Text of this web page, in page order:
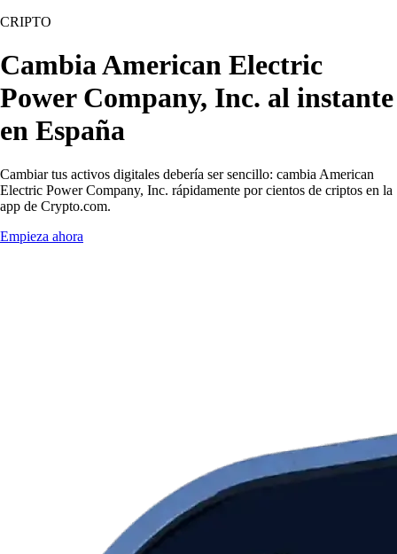
CRIPTO
Cambia American Electric
Power Company, Inc. al instante
en España
Cambiar tus activos digitales debería ser sencillo: cambia American
Electric Power Company, Inc. rápidamente por cientos de criptos en la
app de Crypto.com.
Empieza ahora